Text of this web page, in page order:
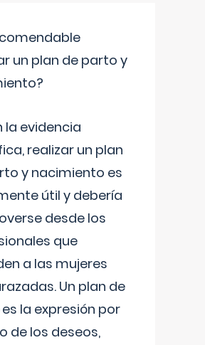
un plan de parto y
la evidencia
realizar un plan
y nacimiento es
útil y debería
desde los
que
a las mujeres
Un plan de
la expresión por
de los deseos,